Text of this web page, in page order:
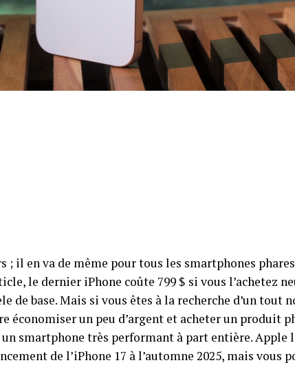
; il en va de même pour tous les smartphones
le dernier iPhone coûte 799 $ si vous l’achetez
de base. Mais si vous êtes à la recherche d’un tout
économiser un peu d’argent et acheter un produit
un smartphone très performant à part entière. Apple
de l’iPhone 17 à l’automne 2025, mais vous